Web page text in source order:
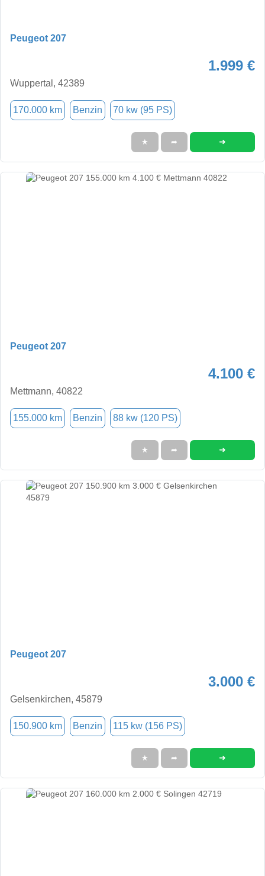
Peugeot 207
1.999 €
Wuppertal, 42389
170.000 km Benzin 70 kw (95 PS)
★ ➦ ➜
Peugeot 207
4.100 €
Mettmann, 40822
155.000 km Benzin 88 kw (120 PS)
★ ➦ ➜
Peugeot 207
3.000 €
Gelsenkirchen, 45879
150.900 km Benzin 115 kw (156 PS)
★ ➦ ➜